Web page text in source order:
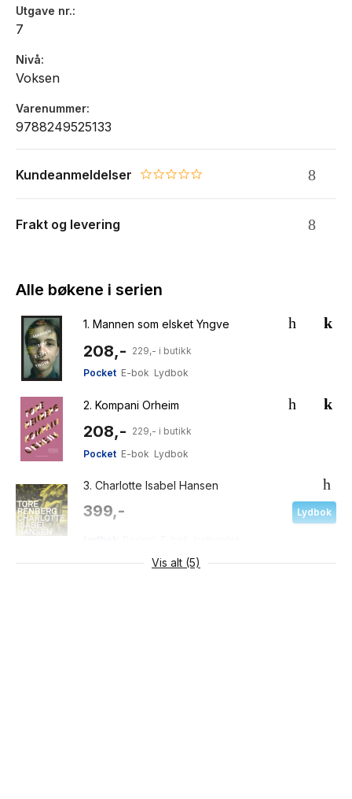
Utgave nr.
7
Nivå
Voksen
Varenummer
9788249525133
Kundeanmeldelser 0.0 star rating
Frakt og levering
Alle bøkene i serien
1. Mannen som elsket Yngve
208,- 229,- i butikk
Pocket E-bok Lydbok
2. Kompani Orheim
208,- 229,- i butikk
Pocket E-bok Lydbok
3. Charlotte Isabel Hansen
399,- Lydbok
Vis alt (5)